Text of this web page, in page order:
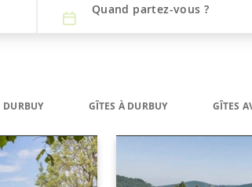
Quand partez-vous ?
DURBUY GÎTES À DURBUY GÎTES